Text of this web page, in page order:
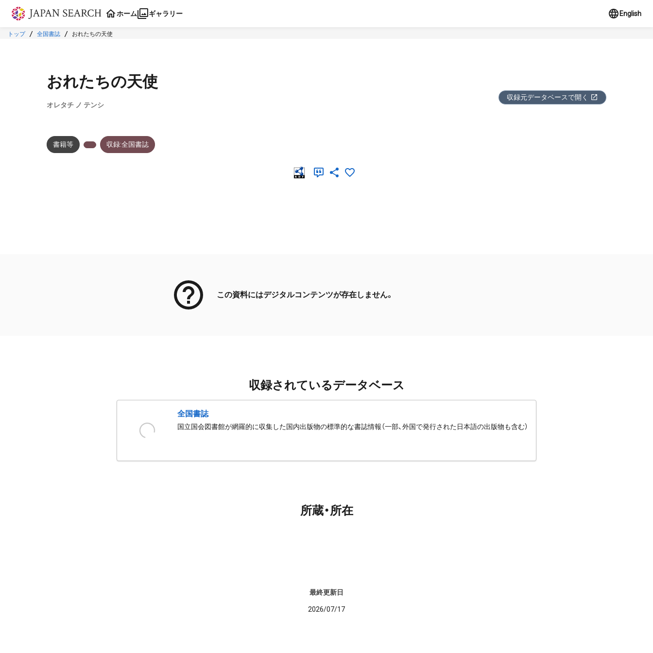
本文に飛ぶ
ホーム ギャラリー English
トップ 全国書誌 おれたちの天使
おれたちの天使
オレタチ ノ テンシ
収録元データベースで開く
書籍等 収録:全国書誌
この資料にはデジタルコンテンツが存在しません。
収録されているデータベース
全国書誌
国立国会図書館が網羅的に収集した国内出版物の標準的な書誌情報（一部、外国で発行された日本語の出版物も含む）
所蔵・所在
最終更新日
2026/07/17